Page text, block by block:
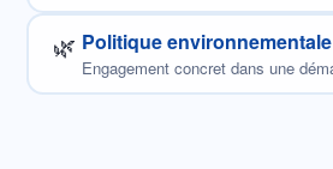
🌿 Politique environnementale
Engagement concret dans une